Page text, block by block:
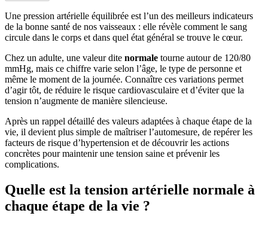
Une pression artérielle équilibrée est l’un des meilleurs indicateurs
de la bonne santé de nos vaisseaux : elle révèle comment le sang
circule dans le corps et dans quel état général se trouve le cœur.
Chez un adulte, une valeur dite normale tourne autour de 120/80
mmHg, mais ce chiffre varie selon l’âge, le type de personne et
même le moment de la journée. Connaître ces variations permet
d’agir tôt, de réduire le risque cardiovasculaire et d’éviter que la
tension n’augmente de manière silencieuse.
Après un rappel détaillé des valeurs adaptées à chaque étape de la
vie, il devient plus simple de maîtriser l’automesure, de repérer les
facteurs de risque d’hypertension et de découvrir les actions
concrètes pour maintenir une tension saine et prévenir les
complications.
Quelle est la tension artérielle normale à
chaque étape de la vie ?